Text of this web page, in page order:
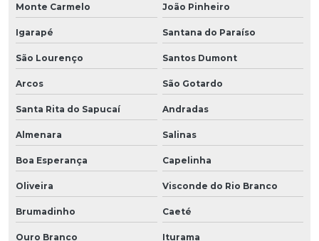
Monte Carmelo João Pinheiro
Igarapé Santana do Paraíso
São Lourenço Santos Dumont
Arcos São Gotardo
Santa Rita do Sapucaí Andradas
Almenara Salinas
Boa Esperança Capelinha
Oliveira Visconde do Rio Branco
Brumadinho Caeté
Ouro Branco Iturama